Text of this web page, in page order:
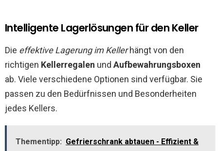
Intelligente Lagerlösungen für den Keller
Die effektive Lagerung im Kellerhängt von den
richtigen Kellerregalen und Aufbewahrungsboxen
ab. Viele verschiedene Optionen sind verfügbar. Sie
passen zu den Bedürfnissen und Besonderheiten
jedes Kellers.
Thementipp: Gefrierschrank abtauen - Effizient &